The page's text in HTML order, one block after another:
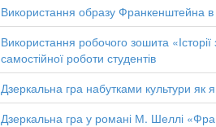
Використання образу Франкенштейна в
Використання робочого зошита
самостійної роботи студентів
Дзеркальна гра набутками культури як
Дзеркальна гра у романі М. Шеллі